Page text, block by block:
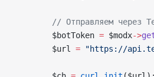
// Отправляем через
        $botToken
= $modx->
        $url
= "https://